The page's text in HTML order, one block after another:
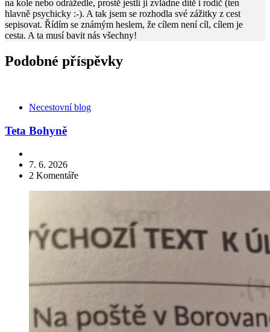
na kole nebo odrážedle, prostě jestli ji zvládne dítě i rodič (ten
hlavně psychicky :-). A tak jsem se rozhodla své zážitky z cest
sepisovat. Řídím se známým heslem, že cílem není cíl, cílem je
cesta. A ta musí bavit nás všechny!
Podobné příspěvky
KategorieNecestovní blog
Teta Bohyně
7. 6. 2026
2 Komentáře